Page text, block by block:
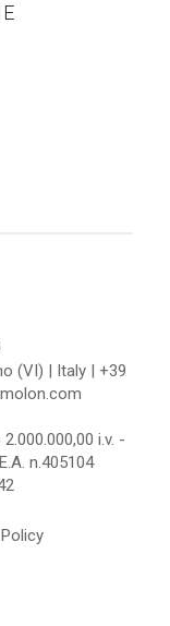
(VI) | Italy | +39
i.v. -
n.405104